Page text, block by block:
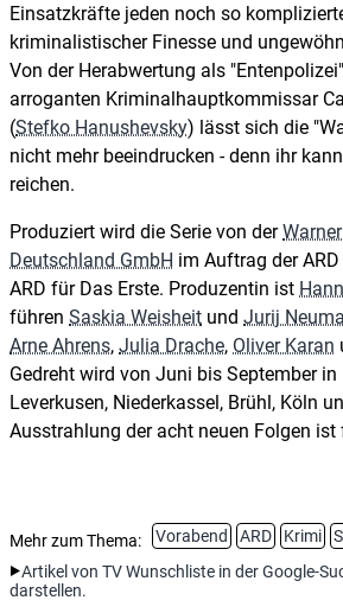
Einsatzkräfte jeden noch so
kriminalistischer Finesse und
Von der Herabwertung als
arroganten Kriminalhauptkommissar
(Stefko Hanushevsky) lässt sich die
nicht mehr beeindrucken - denn ihr
reichen.
Produziert wird die Serie von der
Deutschland GmbH im Auftrag der
ARD für Das Erste. Produzentin ist
führen Saskia Weisheit und Jurij
Arne Ahrens, Julia Drache, Oliver Karan
Gedreht wird von Juni bis September in
Leverkusen, Niederkassel, Brühl, Köln
Ausstrahlung der acht neuen Folgen
Mehr zum Thema: Vorabend ARD Krimi
Artikel von TV Wunschliste in der Google-
darstellen.